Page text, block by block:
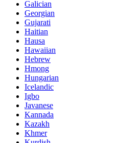
Galician
Georgian
Gujarati
Haitian
Hausa
Hawaiian
Hebrew
Hmong
Hungarian
Icelandic
Igbo
Javanese
Kannada
Kazakh
Khmer